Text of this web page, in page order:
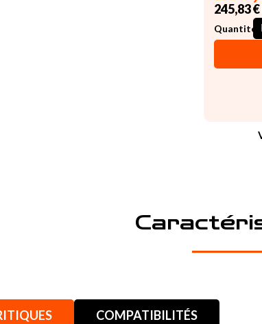
245,83
Quantité
COMPATIBILITÉS